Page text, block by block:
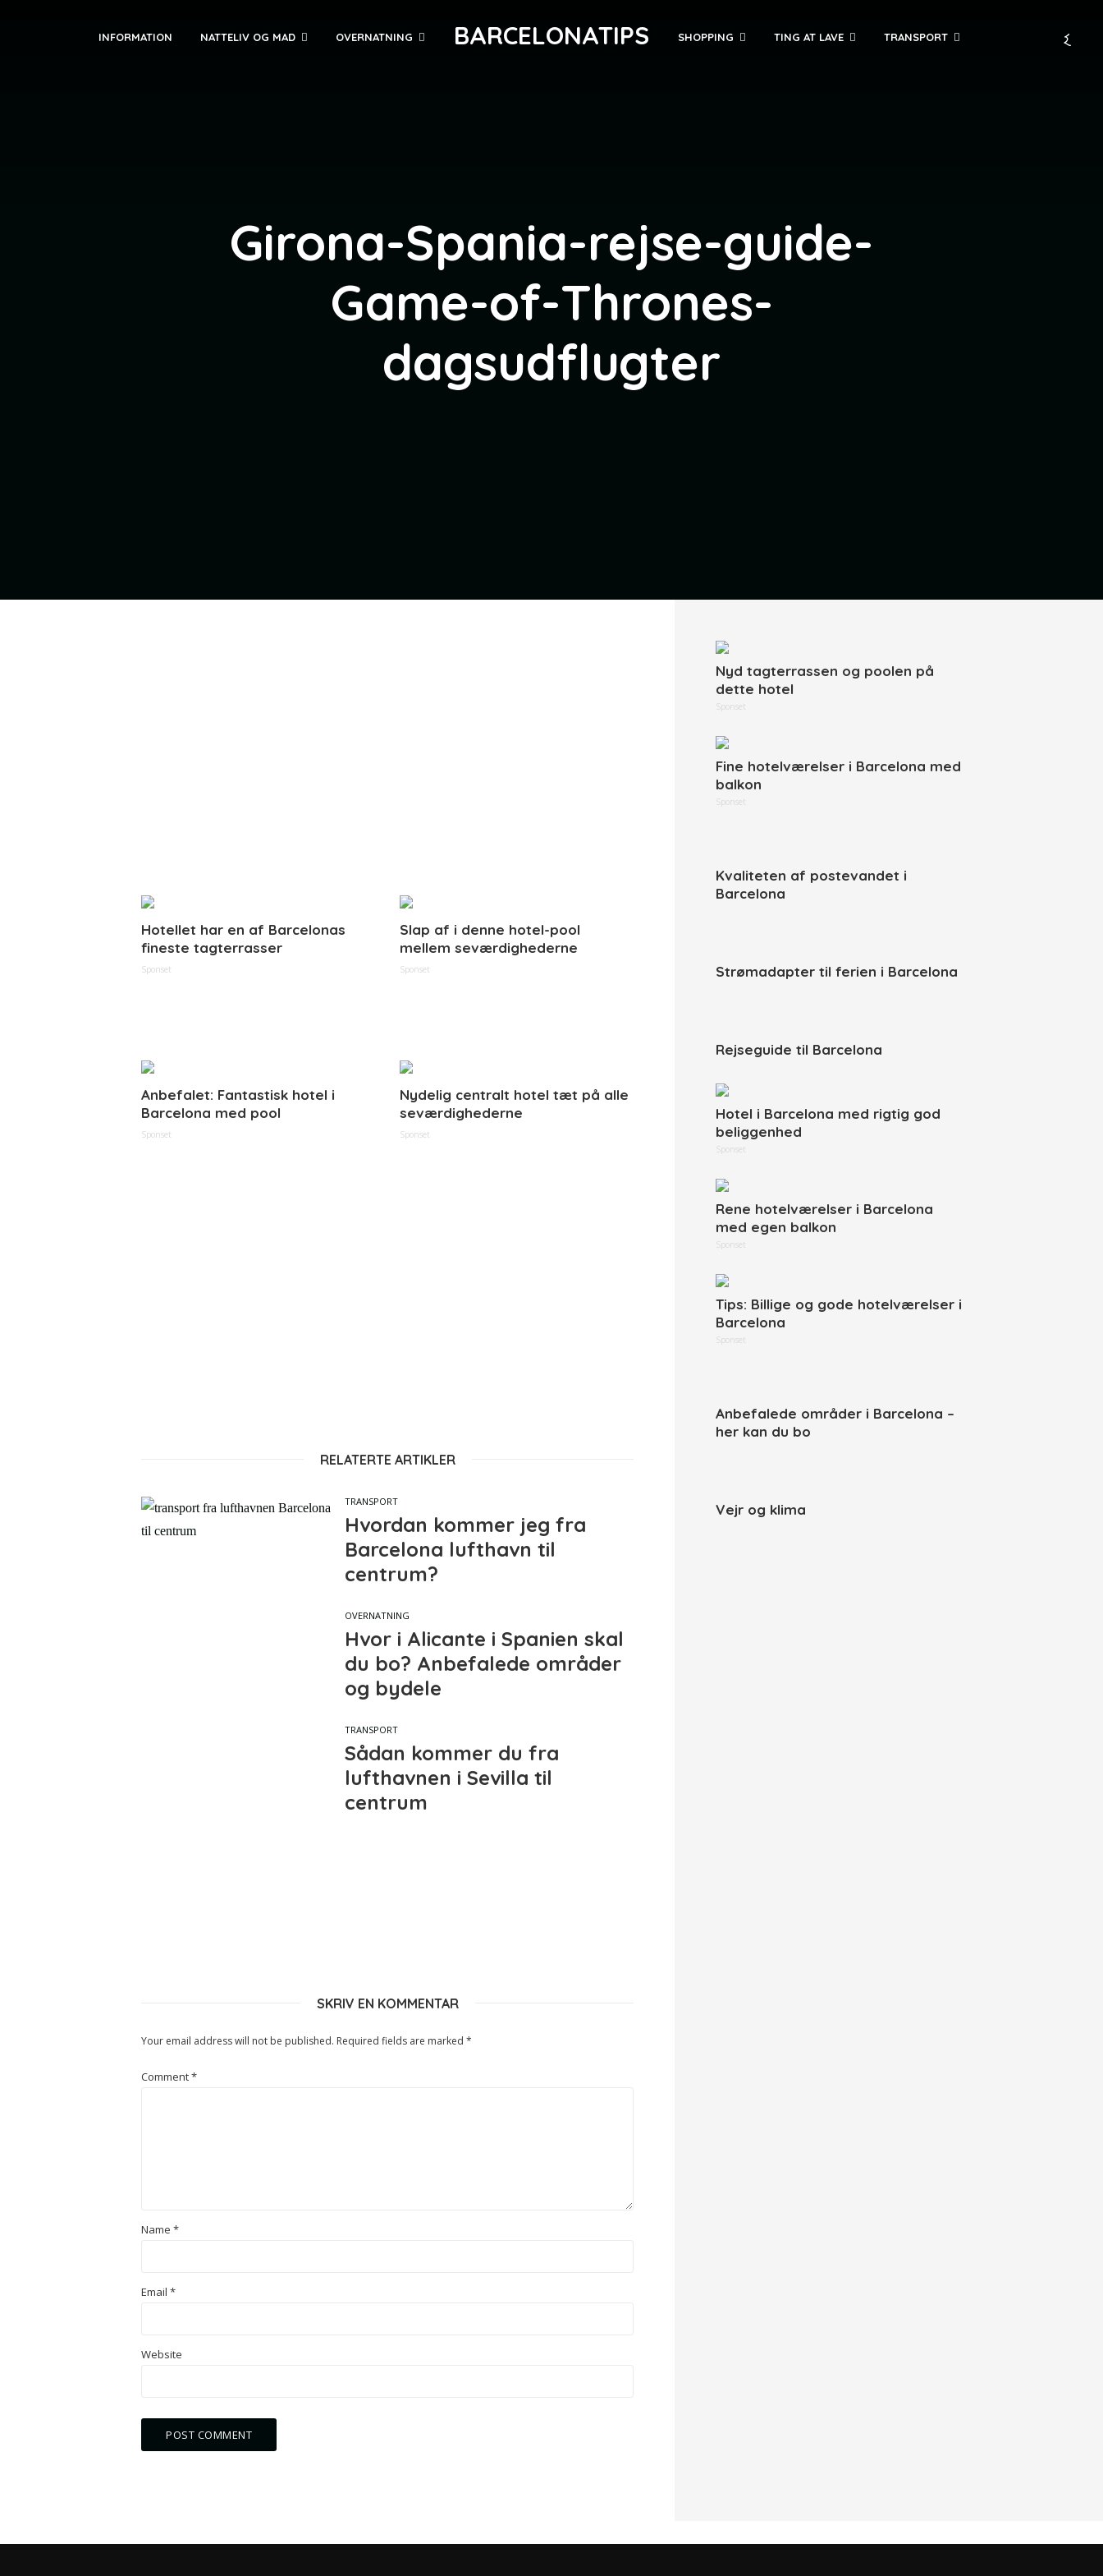
INFORMATION NATTELIV OG MAD OVERNATNING BARCELONATIPS SHOPPING TING AT LAVE TRANSPORT
Girona-Spania-rejse-guide-
Game-of-Thrones-
dagsudflugter
Hotellet har en af Barcelonas
fineste tagterrasser
Sponset
Slap af i denne hotel-pool
mellem seværdighederne
Sponset
Anbefalet: Fantastisk hotel i
Barcelona med pool
Sponset
Nydelig centralt hotel tæt på alle
seværdighederne
Sponset
RELATERTE ARTIKLER
TRANSPORT
Hvordan kommer jeg fra
Barcelona lufthavn til
centrum?
OVERNATNING
Hvor i Alicante i Spanien skal
du bo? Anbefalede områder
og bydele
TRANSPORT
Sådan kommer du fra
lufthavnen i Sevilla til
centrum
SKRIV EN KOMMENTAR
Your email address will not be published. Required fields are marked *
Comment*
Name *
Email *
Website
Nyd tagterrassen og poolen på
dette hotel
Sponset
Fine hotelværelser i Barcelona med
balkon
Sponset
Kvaliteten af postevandet i
Barcelona
Strømadapter til ferien i Barcelona
Rejseguide til Barcelona
Hotel i Barcelona med rigtig god
beliggenhed
Sponset
Rene hotelværelser i Barcelona
med egen balkon
Sponset
Tips: Billige og gode hotelværelser i
Barcelona
Sponset
Anbefalede områder i Barcelona –
her kan du bo
Vejr og klima